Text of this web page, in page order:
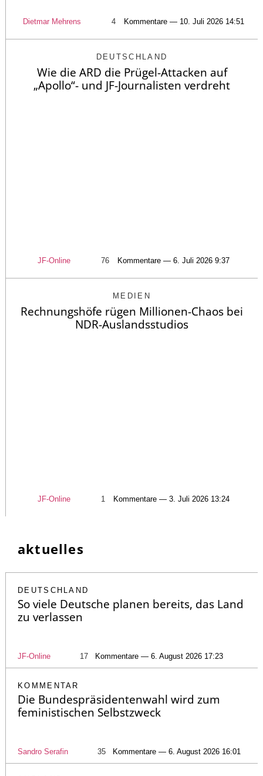
Dietmar Mehrens 4 Kommentare — 10. Juli 2026 14:51
DEUTSCHLAND
Wie die ARD die Prügel-Attacken auf
„Apollo“- und JF-Journalisten verdreht
JF-Online 76 Kommentare — 6. Juli 2026 9:37
MEDIEN
Rechnungshöfe rügen Millionen-Chaos bei
NDR-Auslandsstudios
JF-Online 1 Kommentare — 3. Juli 2026 13:24
aktuelles
DEUTSCHLAND
So viele Deutsche planen bereits, das Land
zu verlassen
JF-Online 17 Kommentare — 6. August 2026 17:23
KOMMENTAR
Die Bundespräsidentenwahl wird zum
feministischen Selbstzweck
Sandro Serafin 35 Kommentare — 6. August 2026 16:01